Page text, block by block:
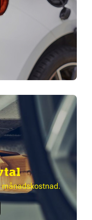
månadskostnad.